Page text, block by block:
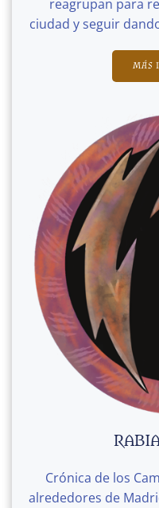
reagrupan para
ciudad y seguir
MÁS
Crónica de los
alrededores de